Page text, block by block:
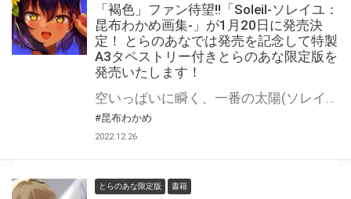
「褐色」ファン待望!!「Soleil-ソレイユ：
昆布わかめ画集-」が1月20日に発売決
定！ とらのあなでは発売を記念して特製
A3タペストリー付きとらのあな限定版を
発売いたします！
#昆布わかめ
2022.12.26
とらのあな限定版 書籍